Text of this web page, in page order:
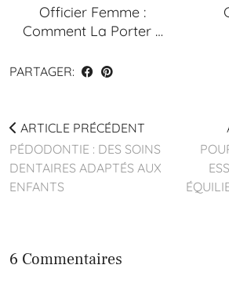
Officier Femme :
Comment La Porter …
PARTAGER:
ARTICLE PRÉCÉDENT
PÉDODONTIE : DES SOINS
DENTAIRES ADAPTÉS AUX
ENFANTS
6 Commentaires